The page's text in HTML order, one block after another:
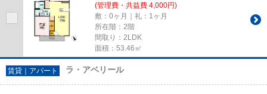
(管理費・共益費 4,000円)
敷：0ヶ月｜礼：1ヶ月
所在階：2階
間取り：2LDK
面積：53.46㎡
賃貸｜アパート ラ・アベリール